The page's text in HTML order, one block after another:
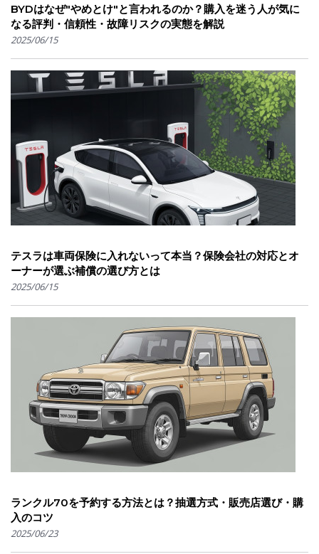
BYDはなぜ"やめとけ"と言われるのか？購入を迷う人が気に
なる評判・信頼性・故障リスクの実態を解説
2025/06/15
テスラは車両保険に入れないって本当？保険会社の対応とオ
ーナーが選ぶ補償の選び方とは
2025/06/15
ランクル70を予約する方法とは？抽選方式・販売店選び・購
入のコツ
2025/06/23